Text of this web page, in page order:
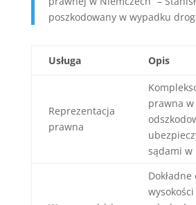
poszkodowany w wypadku
Usługa Opis
Reprezentacja
prawna
prawna
sądami w
wysokości